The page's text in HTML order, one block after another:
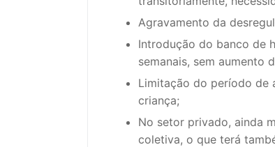
Revista Intervir
Agravamento da
Introdução do banco de
semanais, sem aumento
Limitação do período de
criança;
No setor privado, ainda
coletiva, o que terá